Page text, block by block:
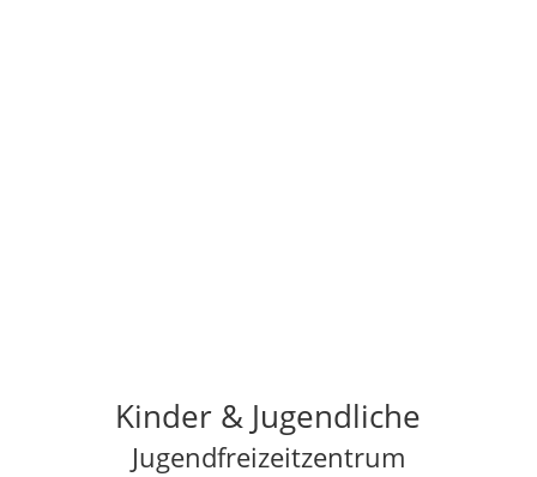
Kinder & Jugendliche
Jugendfreizeitzentrum